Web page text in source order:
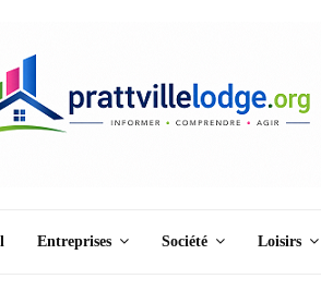
Entreprises Société Loisirs